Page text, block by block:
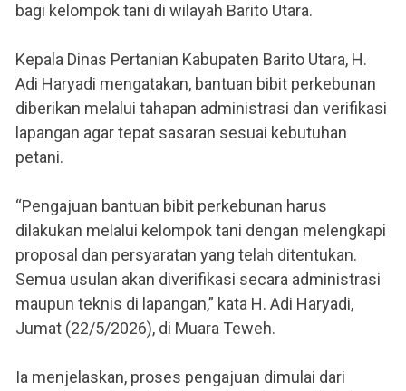
bagi kelompok tani di wilayah Barito Utara.
Kepala Dinas Pertanian Kabupaten Barito Utara, H.
Adi Haryadi mengatakan, bantuan bibit perkebunan
diberikan melalui tahapan administrasi dan verifikasi
lapangan agar tepat sasaran sesuai kebutuhan
petani.
“Pengajuan bantuan bibit perkebunan harus
dilakukan melalui kelompok tani dengan melengkapi
proposal dan persyaratan yang telah ditentukan.
Semua usulan akan diverifikasi secara administrasi
maupun teknis di lapangan,” kata H. Adi Haryadi,
Jumat (22/5/2026), di Muara Teweh.
Ia menjelaskan, proses pengajuan dimulai dari